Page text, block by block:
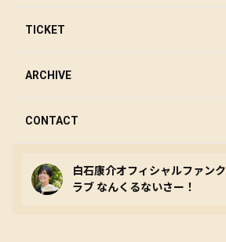
TICKET
ARCHIVE
CONTACT
白石康介オフィシャルファンク
ラブ なんくるないさー！